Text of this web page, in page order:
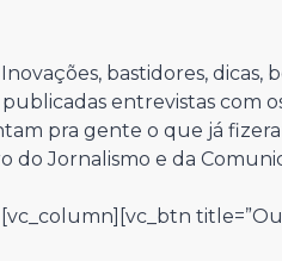
bastidores, dicas,
entrevistas com
pra gente o que já
do Jornalismo e da